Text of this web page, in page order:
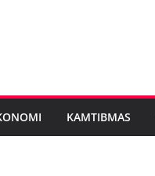
KAMTIBMAS